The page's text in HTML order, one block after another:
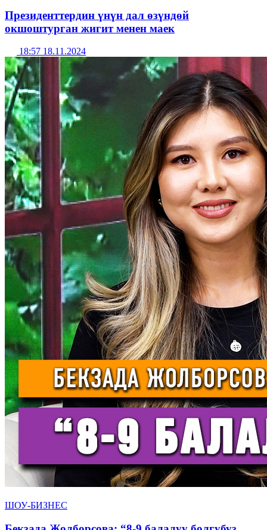
Президенттердин үнүн дал өзүндөй
окшоштурган жигит менен маек
18:57 18.11.2024
ШОУ-БИЗНЕС